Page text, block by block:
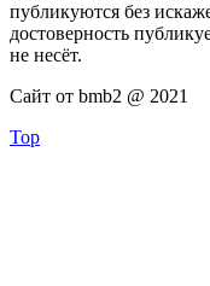
публикуются без
достоверность
не несёт.
Сайт от bmb2 @ 2021
Top